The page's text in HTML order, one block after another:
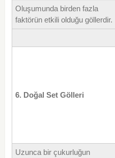
Oluşumunda birden fazla
faktörün etkili olduğu göllerdir.
6. Doğal Set Gölleri
Uzunca bir çukurluğun